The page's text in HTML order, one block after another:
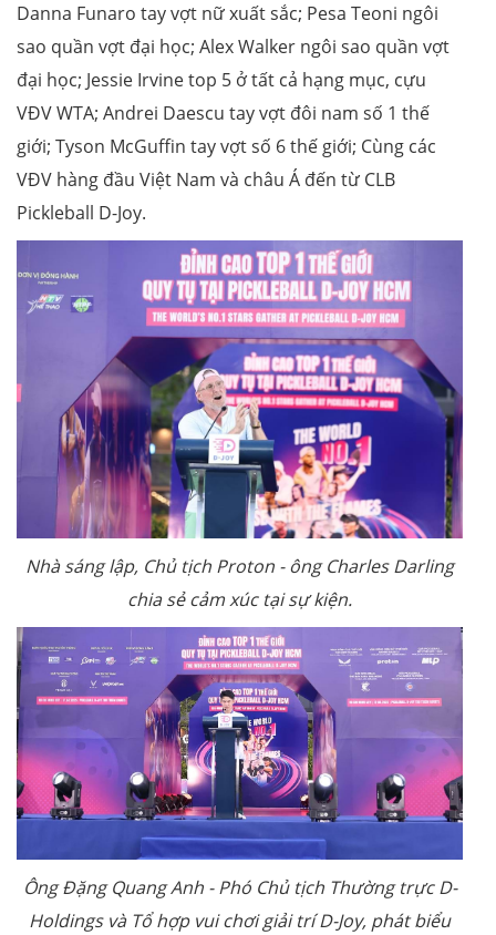
Danna Funaro tay vợt nữ xuất sắc; Pesa Teoni ngôi
sao quần vợt đại học; Alex Walker ngôi sao quần vợt
đại học; Jessie Irvine top 5 ở tất cả hạng mục, cựu
VĐV WTA; Andrei Daescu tay vợt đôi nam số 1 thế
giới; Tyson McGuffin tay vợt số 6 thế giới; Cùng các
VĐV hàng đầu Việt Nam và châu Á đến từ CLB
Pickleball D-Joy.
Nhà sáng lập, Chủ tịch Proton - ông Charles Darling
chia sẻ cảm xúc tại sự kiện.
Ông Đặng Quang Anh - Phó Chủ tịch Thường trực D-
Holdings và Tổ hợp vui chơi giải trí D-Joy, phát biểu